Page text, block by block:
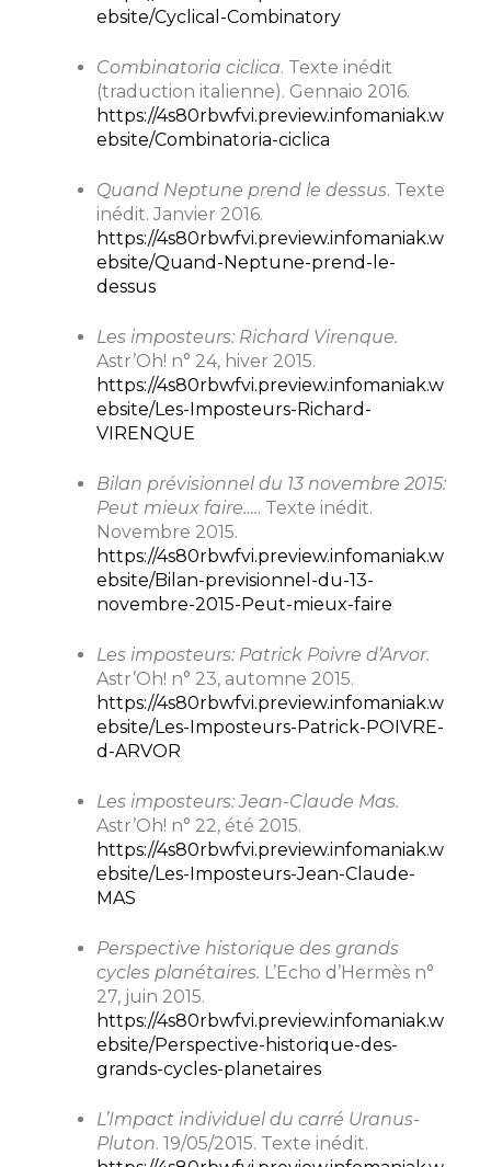
ebsite/Cyclical-Combinatory
Combinatoria ciclica. Texte inédit
(traduction italienne). Gennaio 2016.
https://4s80rbwfvi.preview.infomaniak.w
ebsite/Combinatoria-ciclica
Quand Neptune prend le dessus. Texte
inédit. Janvier 2016.
https://4s80rbwfvi.preview.infomaniak.w
ebsite/Quand-Neptune-prend-le-
dessus
Les imposteurs: Richard Virenque.
Astr’Oh! n° 24, hiver 2015.
https://4s80rbwfvi.preview.infomaniak.w
ebsite/Les-Imposteurs-Richard-
VIRENQUE
Bilan prévisionnel du 13 novembre 2015:
Peut mieux faire….. Texte inédit.
Novembre 2015.
https://4s80rbwfvi.preview.infomaniak.w
ebsite/Bilan-previsionnel-du-13-
novembre-2015-Peut-mieux-faire
Les imposteurs: Patrick Poivre d’Arvor.
Astr’Oh! n° 23, automne 2015.
https://4s80rbwfvi.preview.infomaniak.w
ebsite/Les-Imposteurs-Patrick-POIVRE-
d-ARVOR
Les imposteurs: Jean-Claude Mas.
Astr’Oh! n° 22, été 2015.
https://4s80rbwfvi.preview.infomaniak.w
ebsite/Les-Imposteurs-Jean-Claude-
MAS
Perspective historique des grands
cycles planétaires. L’Echo d’Hermès n°
27, juin 2015.
https://4s80rbwfvi.preview.infomaniak.w
ebsite/Perspective-historique-des-
grands-cycles-planetaires
L’Impact individuel du carré Uranus-
Pluton. 19/05/2015. Texte inédit.